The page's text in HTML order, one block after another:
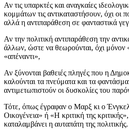
Αν τις υπαρκτές και αναγκαίες
κομμάτων τις αντικαταστήσουν, όχι οι
αλλά η αντιπαράθεση σε φανταστικά
Αν την πολιτική αντιπαράθεση την
άλλων, ώστε να θεωρούνται, όχι μόνον
«απέναντι»,
Αν ξύνονται βαθειές πληγές που η
καλούνται τα πνεύματα και τα
αντιμετωπιστούν οι δυσκολίες του
Τότε, όπως έγραφαν ο Μαρξ κι ο
Οικογένεια» ή «Η κριτική της
καταλαμβάνει η αυταπάτη της πολιτικής.